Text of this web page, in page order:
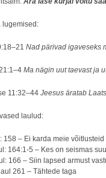
lugemised:
Nad pärivad igaveseks
Ma nägin uut taevast ja
11:32–44 Jeesus äratab
laulud:
158 – Ei karda meie võitlusteid
164:1-5 – Kes on seismas
166 – Siin lapsed armust
261 – Tähtede taga